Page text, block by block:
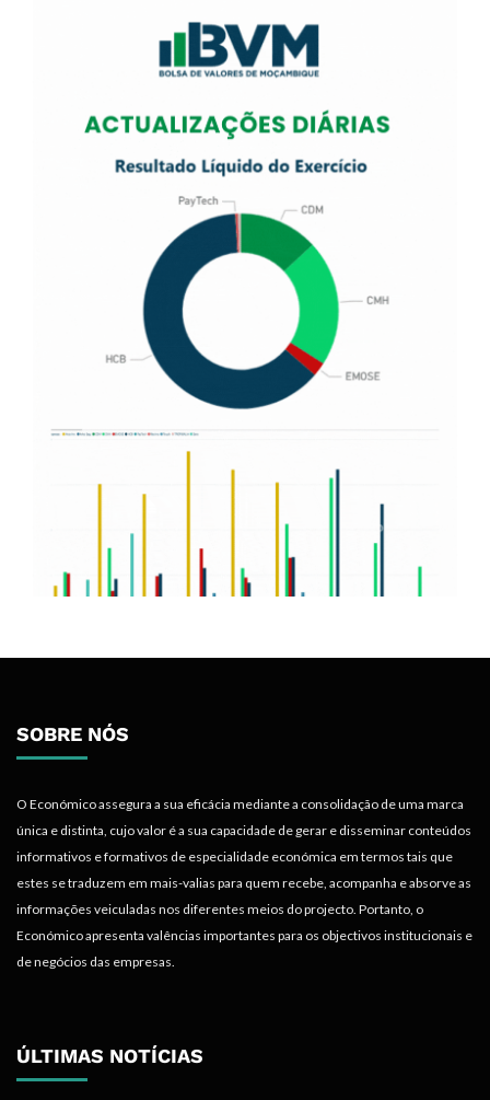
SOBRE NÓS
O Económico assegura a sua eficácia mediante a consolidação de uma marca
única e distinta, cujo valor é a sua capacidade de gerar e disseminar conteúdos
informativos e formativos de especialidade económica em termos tais que
estes se traduzem em mais-valias para quem recebe, acompanha e absorve as
informações veiculadas nos diferentes meios do projecto. Portanto, o
Económico apresenta valências importantes para os objectivos institucionais e
de negócios das empresas.
ÚLTIMAS NOTÍCIAS